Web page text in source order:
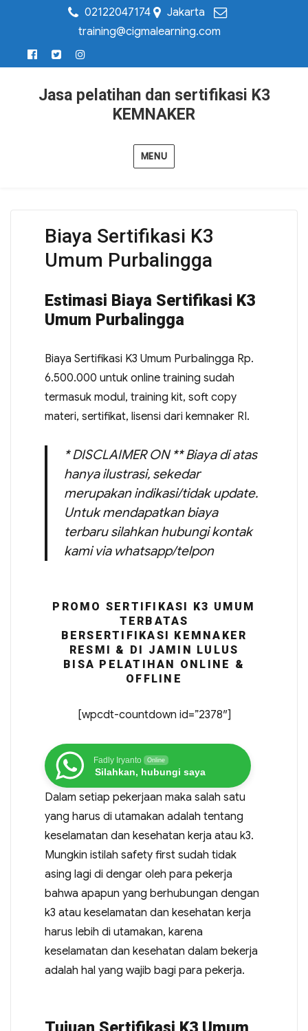
02122047174
Jakarta
training@cigmalearning.com
Jasa pelatihan dan sertifikasi K3
KEMNAKER
MENU
Biaya Sertifikasi K3
Umum Purbalingga
Estimasi Biaya Sertifikasi K3
Umum Purbalingga
Biaya Sertifikasi K3 Umum Purbalingga Rp.
6.500.000 untuk online training sudah
termasuk modul, training kit, soft copy
materi, sertifikat, lisensi dari kemnaker RI.
* DISCLAIMER ON ** Biaya di atas
hanya ilustrasi, sekedar
merupakan indikasi/tidak update.
Untuk mendapatkan biaya
terbaru silahkan hubungi kontak
kami via whatsapp/telpon
PROMO SERTIFIKASI K3 UMUM
TERBATAS
BERSERTIFIKASI KEMNAKER
RESMI & DI JAMIN LULUS
BISA PELATIHAN ONLINE &
OFFLINE
[wpcdt-countdown id=”2378″]
Fadly Iryanto Online
Silahkan, hubungi saya
Dalam setiap pekerjaan maka salah satu
yang harus di utamakan adalah tentang
keselamatan dan kesehatan kerja atau k3.
Mungkin istilah safety first sudah tidak
asing lagi di dengar oleh para pekerja
bahwa apapun yang berhubungan dengan
k3 atau keselamatan dan kesehatan kerja
harus lebih di utamakan, karena
keselamatan dan kesehatan dalam bekerja
adalah hal yang wajib bagi para pekerja.